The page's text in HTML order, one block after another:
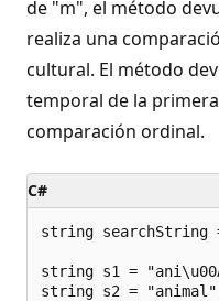
de "m", el método
realiza una
cultural. El método
temporal de la
comparación ordinal.
C#
string searchString
string s1 =
string s2 =